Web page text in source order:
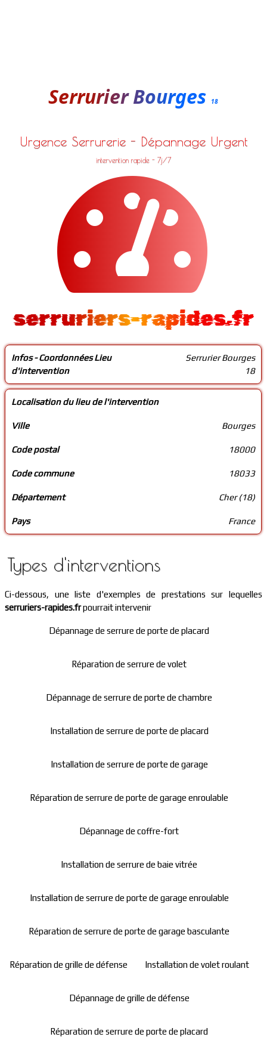
Serrurier Bourges 18
Urgence Serrurerie - Dépannage Urgent
intervention rapide - 7j/7
serruriers-rapides.fr
Infos - Coordonnées Lieu
d'intervention
Serrurier Bourges
18
Localisation du lieu de l'intervention
Ville Bourges
Code postal 18000
Code commune 18033
Département Cher (18)
Pays France
Types d'interventions
Ci-dessous, une liste d'exemples de prestations sur lequelles
serruriers-rapides.frpourrait intervenir
Dépannage de serrure de porte de placard
Réparation de serrure de volet
Dépannage de serrure de porte de chambre
Installation de serrure de porte de placard
Installation de serrure de porte de garage
Réparation de serrure de porte de garage enroulable
Dépannage de coffre-fort
Installation de serrure de baie vitrée
Installation de serrure de porte de garage enroulable
Réparation de serrure de porte de garage basculante
Réparation de grille de défense Installation de volet roulant
Dépannage de grille de défense
Réparation de serrure de porte de placard